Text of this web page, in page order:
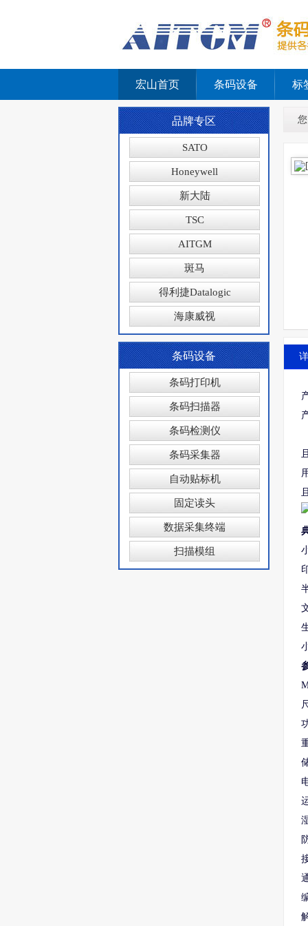
宏山首页 条码设备 标
品牌专区
SATO
Honeywell
新大陆
TSC
AITGM
斑马
得利捷Datalogic
海康威视
条码设备
条码打印机
条码扫描器
条码检测仪
条码采集器
自动贴标机
固定读头
数据采集终端
扫描模组